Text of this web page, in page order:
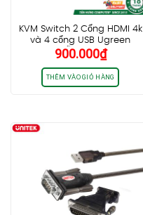
KVM Switch 2 Cổng HDMI 4k
và 4 cổng USB Ugreen
50744 Hỗ trợ 4K@30Hz
900.000₫
THÊM VÀO GIỎ HÀNG